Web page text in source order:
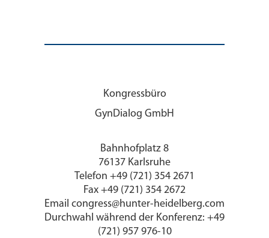
Kongressbüro
GynDialog GmbH
Bahnhofplatz 8
76137 Karlsruhe
Telefon +49 (721) 354 2671
Fax +49 (721) 354 2672
Email congress@hunter-heidelberg.com
Durchwahl während der Konferenz: +49
(721) 957 976-10